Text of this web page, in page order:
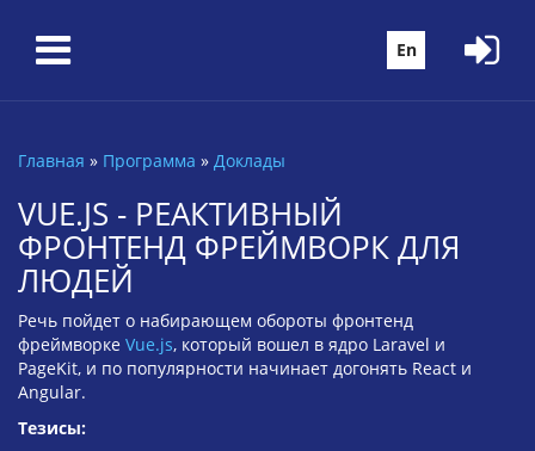
En
Вы здесь
Главная » Программа » Доклады
VUE.JS - РЕАКТИВНЫЙ
ФРОНТЕНД ФРЕЙМВОРК ДЛЯ
ЛЮДЕЙ
Речь пойдет о набирающем обороты фронтенд
фреймворке Vue.js, который вошел в ядро Laravel и
PageKit, и по популярности начинает догонять React и
Angular.
Тезисы: